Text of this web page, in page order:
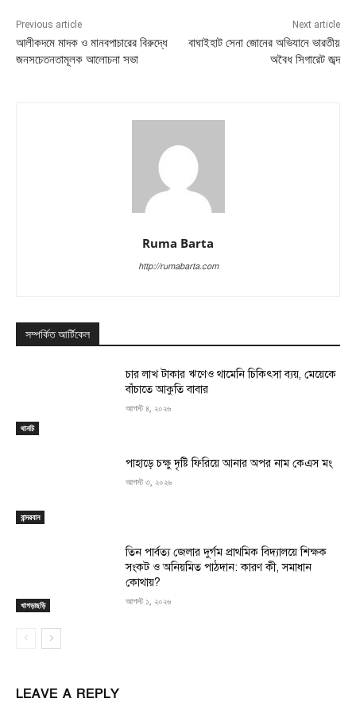
Previous article
আলীকদমে মাদক ও মানবপাচারের বিরুদ্ধে
জনসচেতনতামূলক আলোচনা সভা
Next article
বাঘাইহাট সেনা জোনের অভিযানে ভারতীয়
অবৈধ সিগারেট জব্দ
Ruma Barta
http://rumabarta.com
সম্পর্কিত আর্টিকেল
থানচি
চার লাখ টাকার ঋণেও থামেনি চিকিৎসা ব্যয়, মেয়েকে
বাঁচাতে আকুতি বাবার
আগস্ট ৪, ২০২৬
বান্দরবান
পাহাড়ে চক্ষু দৃষ্টি ফিরিয়ে আনার অপর নাম কেএস মং
আগস্ট ৩, ২০২৬
খাগড়াছড়ি
তিন পার্বত্য জেলার দুর্গম প্রাথমিক বিদ্যালয়ে শিক্ষক
সংকট ও অনিয়মিত পাঠদান: কারণ কী, সমাধান
কোথায়?
আগস্ট ১, ২০২৬
LEAVE A REPLY